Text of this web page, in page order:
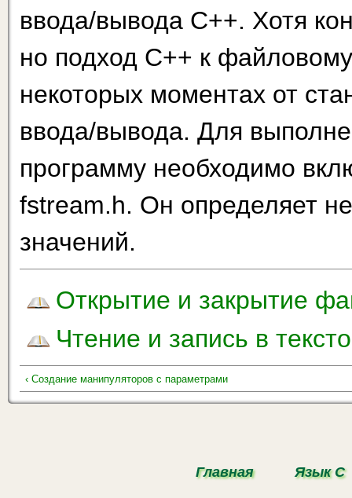
ввода/вывода С++. Хотя
но подход С++ к
некоторых моментах от
ввода/вывода. Для
программу необходимо
fstream.h. Он определяет
значений.
Открытие и закрытие
Чтение и запись в
‹ Создание манипуляторов с параметрами
Главная Язык С